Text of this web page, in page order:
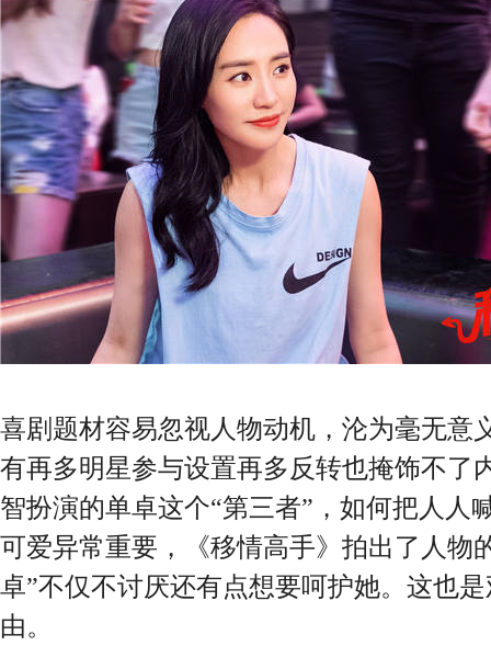
喜剧题材容易忽视人物动机，沦为毫无意
有再多明星参与设置再多反转也掩饰不了
智扮演的单卓这个“第三者”，如何把人人
可爱异常重要，《移情高手》拍出了人物
卓”不仅不讨厌还有点想要呵护她。这也
由。